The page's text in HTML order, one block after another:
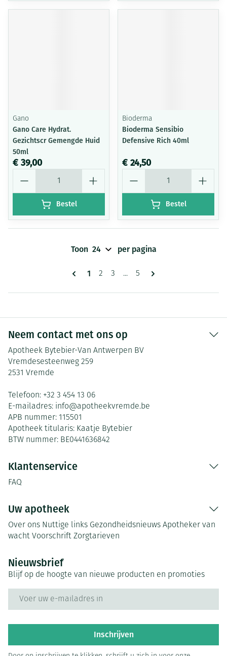
Gano
Gano Care Hydrat.
Gezichtscr Gemengde Huid
50ml
€ 39,00
Bestel
Bioderma
Bioderma Sensibio
Defensive Rich 40ml
€ 24,50
Bestel
Pagina's
U lees momenteel pagina
1 Pagina
2 Pagina
3 ... Pagina
5
Toon per pagina
Neem contact met ons op
Apotheek Bytebier-Van Antwerpen BV
Vremdesesteenweg 259
2531 Vremde
Telefoon: +32 3 454 13 06
E-mailadres: info@apotheekvremde.be
APB nummer: 115501
Apotheek titularis: Kaatje Bytebier
BTW nummer: BE0441636842
Klantenservice
FAQ
Uw apotheek
Over ons Nuttige links Gezondheidsnieuws Apotheker van
wacht Voorschrift Zorgtarieven
Nieuwsbrief
Blijf op de hoogte van nieuwe producten en promoties
Inschrijven